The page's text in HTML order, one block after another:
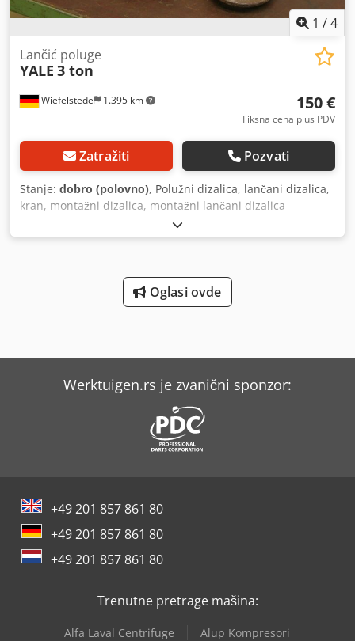
1 /4
Wiefelstede 1.395 km
Lančić poluge
YALE 3 ton
150 €
Fiksna cena plus PDV
Zatražiti Pozvati
Stanje: dobro (polovno), Polužni dizalica, lančani dizalica,
kran, montažni dizalica, montažni lančani dizalica
Crodpfob A R Thjx Al Ief - Nosivost: 3000 kg - Dužina lanca:
3000 mm - Dimenzije: 700/400/V190 mm - Težina: 29 kg
Oglasi ovde
Werktuigen.rs je zvanični sponzor:
+49 201 857 861 80
+49 201 857 861 80
+49 201 857 861 80
Trenutne pretrage mašina:
Alfa Laval Centrifuge
Alup Kompresori